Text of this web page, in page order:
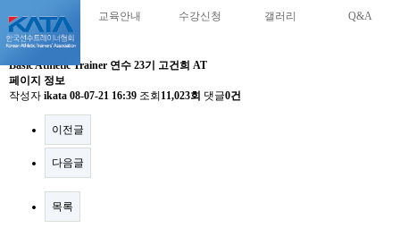
교육안내 수강신청 갤러리 Q&A
Basic Athletic Trainer 연수 23기 고건희 AT
페이지 정보
작성자 ikata 08-07-21 16:39 조회 11,023회 댓글0건
이전글
다음글
목록